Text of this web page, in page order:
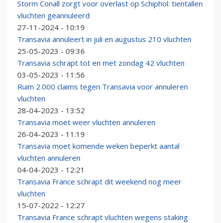
Storm Conall zorgt voor overlast op Schiphol: tientallen
vluchten geannuleerd
27-11-2024 - 10:19
Transavia annuleert in juli en augustus 210 vluchten
25-05-2023 - 09:36
Transavia schrapt tot en met zondag 42 vluchten
03-05-2023 - 11:56
Ruim 2.000 claims tegen Transavia voor annuleren
vluchten
28-04-2023 - 13:52
Transavia moet weer vluchten annuleren
26-04-2023 - 11:19
Transavia moet komende weken beperkt aantal
vluchten annuleren
04-04-2023 - 12:21
Transavia France schrapt dit weekend nog meer
vluchten
15-07-2022 - 12:27
Transavia France schrapt vluchten wegens staking